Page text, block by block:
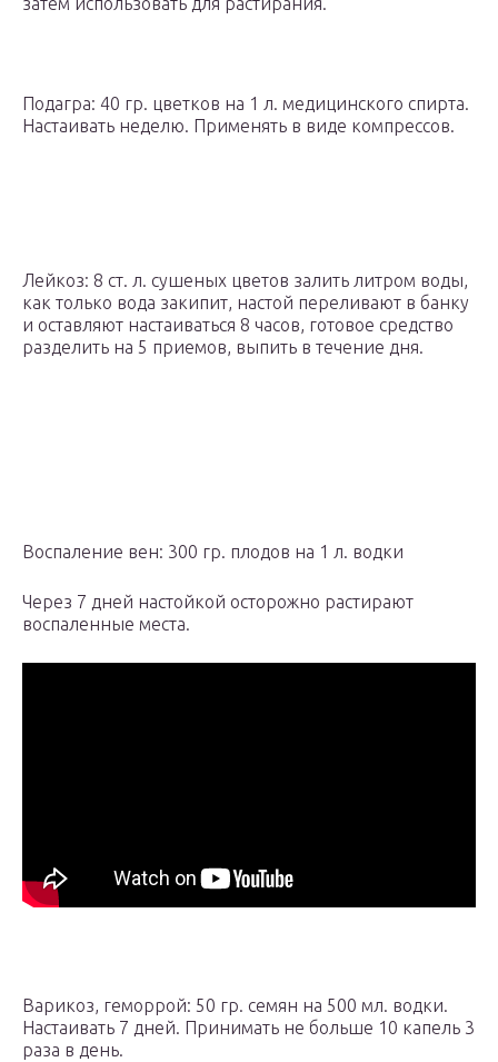
Подагра: 40 гр. цветков на 1 л. медицинского спирта.
Настаивать неделю. Применять в виде компрессов.
Лейкоз: 8 ст. л. сушеных цветов залить литром воды,
как только вода закипит, настой переливают в банку
и оставляют настаиваться 8 часов, готовое средство
разделить на 5 приемов, выпить в течение дня.
Воспаление вен: 300 гр. плодов на 1 л. водки
Через 7 дней настойкой осторожно растирают
воспаленные места.
Варикоз, геморрой: 50 гр. семян на 500 мл. водки.
Настаивать 7 дней. Принимать не больше 10 капель 3
раза в день.